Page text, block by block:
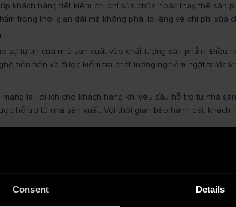
Consent Details
khách hàng tiết kiệm chi phí sửa chữa hoặc thay thế
trong thời gian dài mà không phải lo lắng về chi phí sửa
sự tự tin của nhà sản xuất vào chất lượng sản phẩm. Điều
tiên tiến và được kiểm tra chất lượng nghiêm ngặt trước
lại lợi ích cho khách hàng khi yêu cầu hỗ trợ từ nhà
hỗ trợ từ nhà sản xuất. Với thời gian bảo hành dài,
cậy và an tâm khi sử dụng sản phẩm. Bên cạnh đó,
điều bạn cần lưu ý khi bảo hành
Andris2